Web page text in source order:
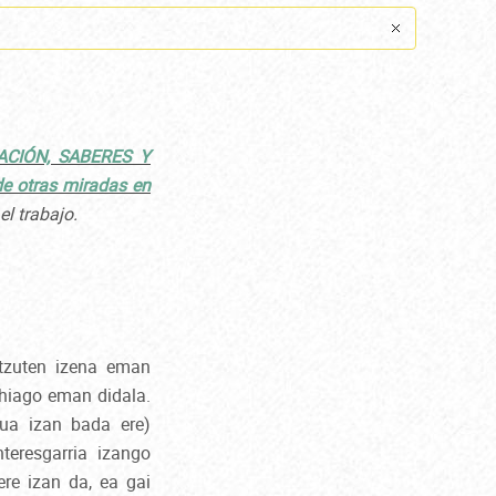
SABERES Y
otras miradas en
trabajo.
izena eman
eman didala.
izan bada ere)
izango
izan da, ea gai